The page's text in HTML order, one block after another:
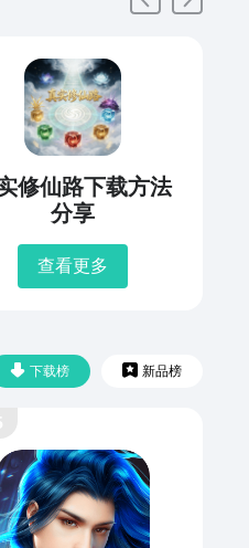
修仙路下载方法
分享
查看更多
下载榜 新品榜